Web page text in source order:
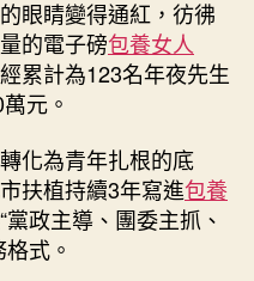
眼睛變得通紅，彷彿
量的電子磅包養女人
累計為123名年夜先生
元。
化為青年扎根的底
扶植持續3年寫進包養
政主導、團委主抓、
式。